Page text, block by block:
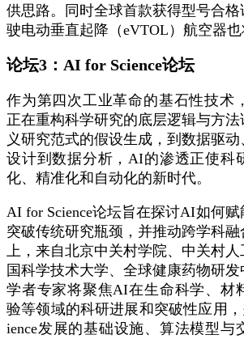
供思路。同时全球首款获得型号合
驶电动垂直起降（eVTOL）航空器也
论坛3：AI for Science论坛
作为第四次工业革命的基石性技术
正在重构科学研究的底层逻辑与方
义研究范式的假设生成，到数据驱
设计到数据分析，AI的渗透正使科
化、精准化和自动化的新时代。
AI for Science论坛旨在探讨AI如何赋
突破传统研究瓶颈，并推动跨学科
上，来自北京中关村学院、中关村
国科学技术大学、全球健康药物研
学者专家将聚焦AI在生命科学、材
验等领域的科研进展和突破性应用
ience发展的基础设施、算法模型与